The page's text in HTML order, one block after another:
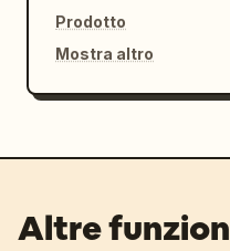
Prodotto
Mostra altro
Altre